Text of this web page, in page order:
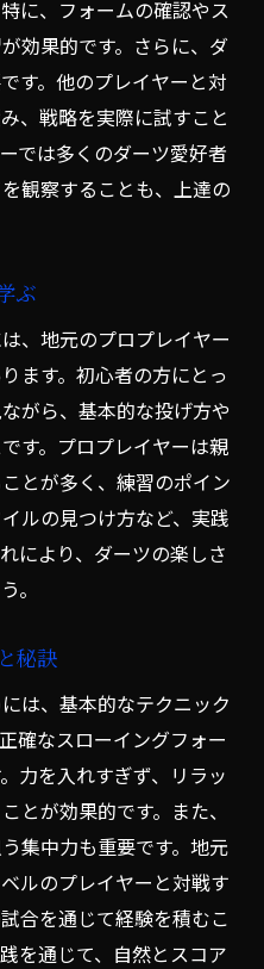
に、フォームの確認やス
効果的です。さらに、ダ
す。他のプレイヤーと対
、戦略を実際に試すこと
では多くのダーツ愛好者
観察することも、上達の
ぶ
、地元のプロプレイヤー
ます。初心者の方にとっ
がら、基本的な投げ方や
す。プロプレイヤーは親
とが多く、練習のポイン
ルの見つけ方など、実践
により、ダーツの楽しさ
。
秘訣
は、基本的なテクニック
確なスローイングフォー
力を入れすぎず、リラッ
とが効果的です。また、
集中力も重要です。地元
ルのプレイヤーと対戦す
合を通じて経験を積むこ
を通じて、自然とスコア